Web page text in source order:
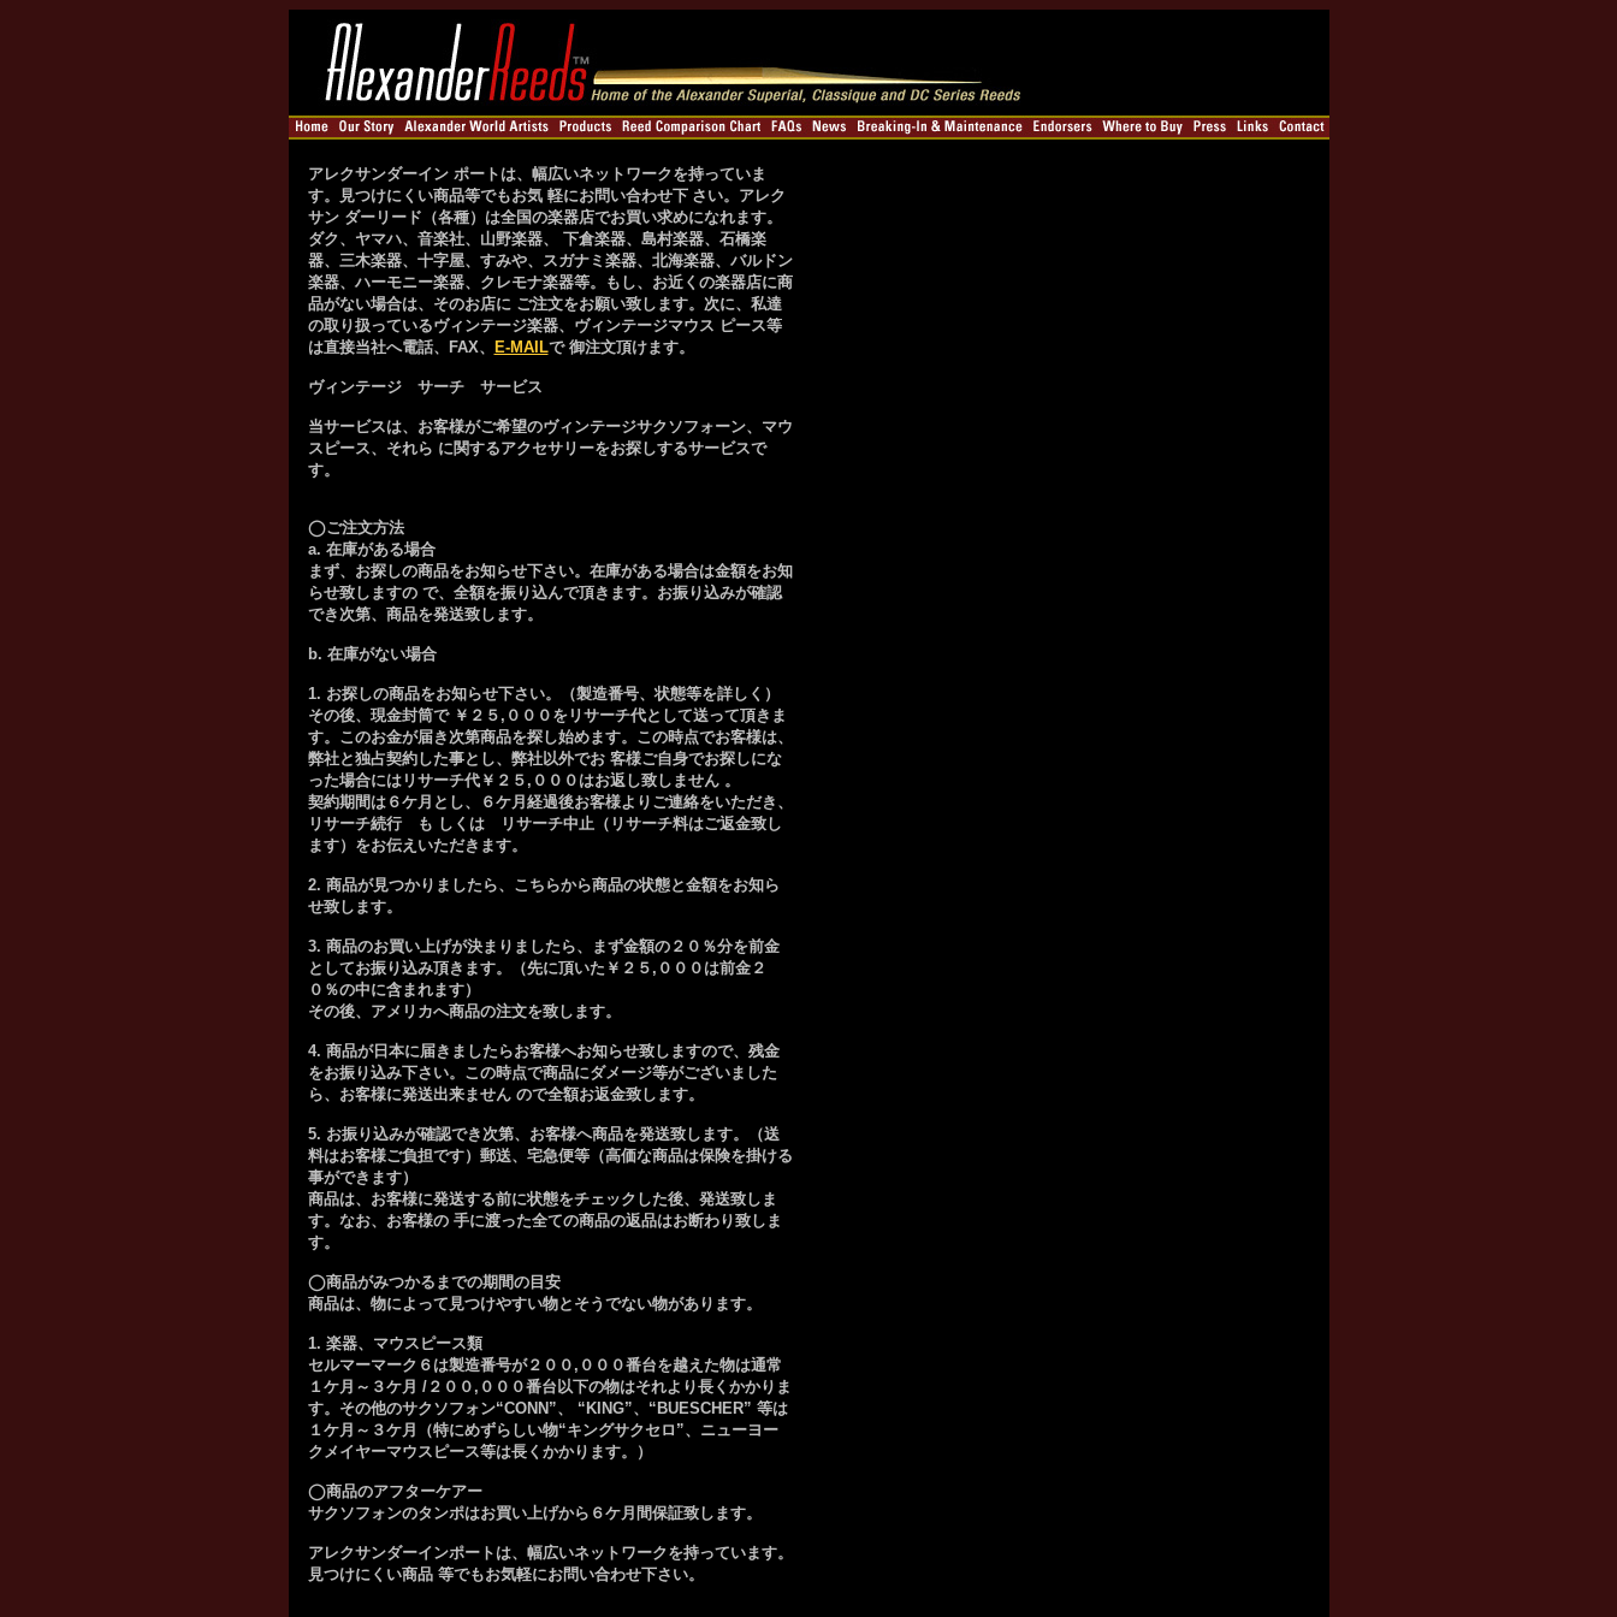
アレクサンダーイン ポートは、幅広いネットワークを持っていま
す。見つけにくい商品等でもお気 軽にお問い合わせ下 さい。アレク
サン ダーリード（各種）は全国の楽器店でお買い求めになれます。
ダク、ヤマハ、音楽社、山野楽器、 下倉楽器、島村楽器、石橋楽
器、三木楽器、十字屋、すみや、スガナミ楽器、北海楽器、バルドン
楽器、ハーモニー楽器、クレモナ楽器等。もし、お近くの楽器店に商
品がない場合は、そのお店に ご注文をお願い致します。次に、私達
の取り扱っているヴィンテージ楽器、ヴィンテージマウス ピース等
は直接当社へ電話、FAX、
E-MAILで 御注文頂けます。
ヴィンテージ サーチ サービス
当サービスは、お客様がご希望のヴィンテージサクソフォーン、マウ
スピース、それら に関するアクセサリーをお探しするサービスで
す。
◯ご注文方法
a. 在庫がある場合
まず、お探しの商品をお知らせ下さい。在庫がある場合は金額をお知
らせ致しますの で、全額を振り込んで頂きます。お振り込みが確認
でき次第、商品を発送致します。
b. 在庫がない場合
1. お探しの商品をお知らせ下さい。（製造番号、状態等を詳しく）
その後、現金封筒で ￥２５,０００をリサーチ代として送って頂きま
す。このお金が届き次第商品を探し始めます。この時点でお客様は、
弊社と独占契約した事とし、弊社以外でお 客様ご自身でお探しにな
った場合にはリサーチ代￥２５,０００はお返し致しません 。
契約期間は６ケ月とし、６ケ月経過後お客様よりご連絡をいただき、
リサーチ続行 も しくは リサーチ中止（リサーチ料はご返金致し
ます）をお伝えいただきます。
2. 商品が見つかりましたら、こちらから商品の状態と金額をお知ら
せ致します。
3. 商品のお買い上げが決まりましたら、まず金額の２０％分を前金
としてお振り込み頂きます。（先に頂いた￥２５,０００は前金２
０％の中に含まれます）
その後、アメリカへ商品の注文を致します。
4. 商品が日本に届きましたらお客様へお知らせ致しますので、残金
をお振り込み下さい。この時点で商品にダメージ等がございました
ら、お客様に発送出来ません ので全額お返金致します。
5. お振り込みが確認でき次第、お客様へ商品を発送致します。（送
料はお客様ご負担です）郵送、宅急便等（高価な商品は保険を掛ける
事ができます）
商品は、お客様に発送する前に状態をチェックした後、発送致しま
す。なお、お客様の 手に渡った全ての商品の返品はお断わり致しま
す。
◯商品がみつかるまでの期間の目安
商品は、物によって見つけやすい物とそうでない物があります。
1. 楽器、マウスピース類
セルマーマーク６は製造番号が２００,０００番台を越えた物は通常
１ケ月～３ケ月 /２００,０００番台以下の物はそれより長くかかりま
す。その他のサクソフォン“CONN”、 “KING”、“BUESCHER” 等は
１ケ月～３ケ月（特にめずらしい物“キングサクセロ”、ニューヨー
クメイヤーマウスピース等は長くかかります。）
◯商品のアフターケアー
サクソフォンのタンポはお買い上げから６ケ月間保証致します。
アレクサンダーインポートは、幅広いネットワークを持っています。
見つけにくい商品 等でもお気軽にお問い合わせ下さい。